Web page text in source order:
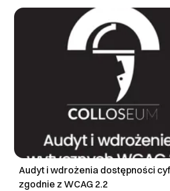
Audyt i wdrożenia dostępności
zgodnie z WCAG 2.2